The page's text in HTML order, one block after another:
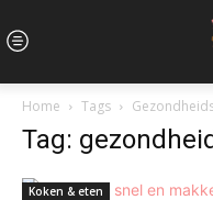
Home Tags
Tag:
Koken & eten